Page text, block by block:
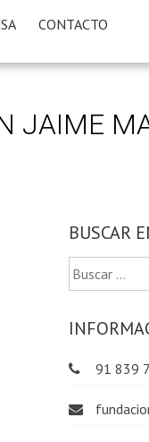
CONTACTO
JAIME
BUSCAR
Buscar:
91 839